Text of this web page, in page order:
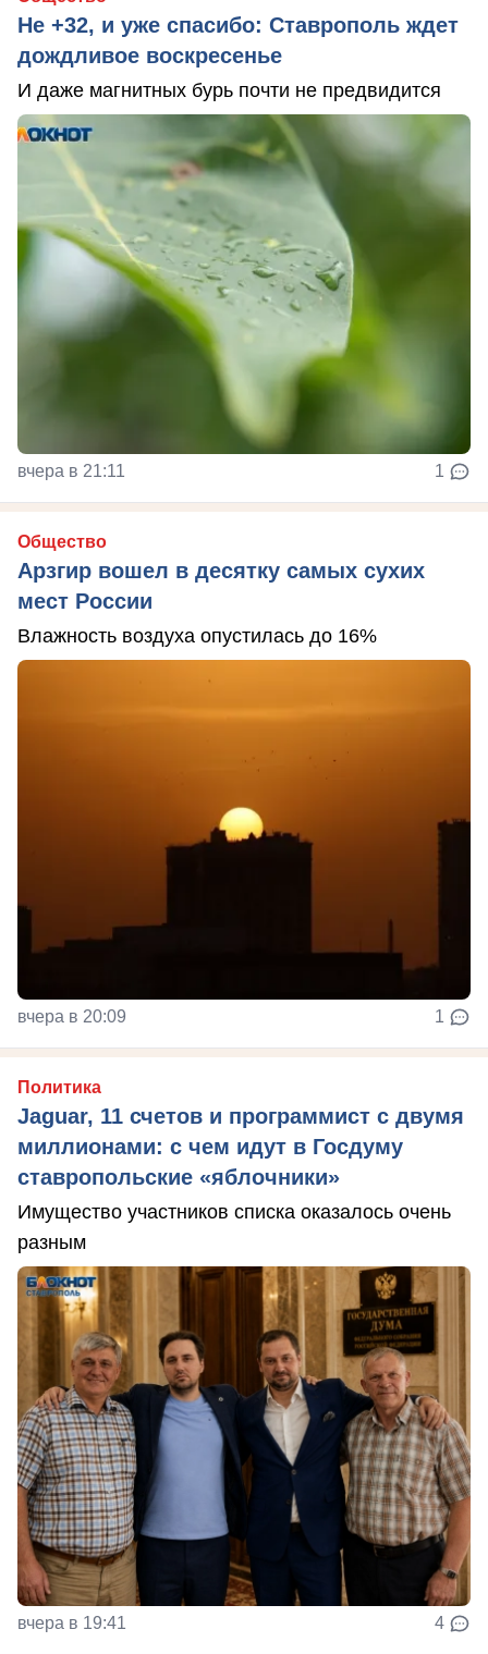
Не +32, и уже спасибо: Ставрополь ждет
дождливое воскресенье
И даже магнитных бурь почти не предвидится
вчера в 21:11 1
Общество
Арзгир вошел в десятку самых сухих
мест России
Влажность воздуха опустилась до 16%
вчера в 20:09 1
Политика
Jaguar, 11 счетов и программист с двумя
миллионами: с чем идут в Госдуму
ставропольские «яблочники»
Имущество участников списка оказалось очень
разным
вчера в 19:41 4